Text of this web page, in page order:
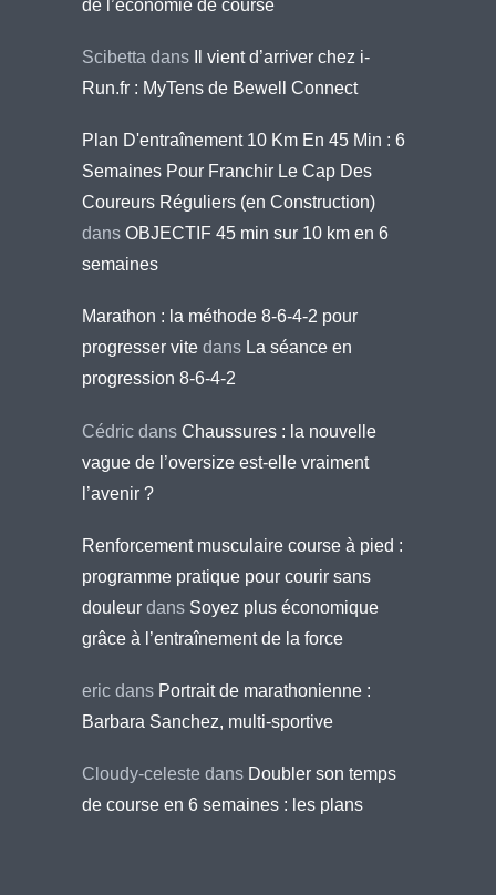
de l’économie de course
Scibetta dans
Il vient d’arriver chez i-
Run.fr : MyTens de Bewell Connect
Plan D'entraînement 10 Km En 45 Min : 6
Semaines Pour Franchir Le Cap Des
Coureurs Réguliers (en Construction)
dans OBJECTIF 45 min sur 10 km en 6
semaines
Marathon : la méthode 8-6-4-2 pour
progresser vite dans La séance en
progression 8-6-4-2
Cédric dans Chaussures : la nouvelle
vague de l’oversize est-elle vraiment
l’avenir ?
Renforcement musculaire course à pied :
programme pratique pour courir sans
douleur dans Soyez plus économique
grâce à l’entraînement de la force
eric dans Portrait de marathonienne :
Barbara Sanchez, multi-sportive
Cloudy-celeste dans Doubler son temps
de course en 6 semaines : les plans